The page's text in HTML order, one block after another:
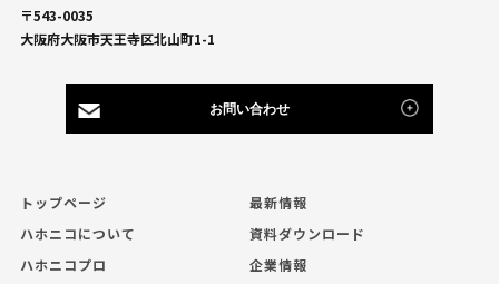
〒543-0035
大阪府大阪市天王寺区北山町1-1
お問い合わせ
トップページ
ハホニコについて
ハホニコプロ
最新情報
資料ダウンロード
企業情報